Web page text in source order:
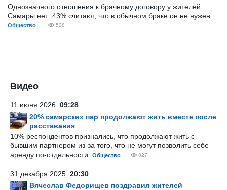
Однозначного отношения к брачному договору у жителей
Самары нет: 43% считают, что в обычном браке он не нужен.
Общество 528
Видео
11 июня 2026 09:28
20% самарских пар продолжают жить вместе после
расставания
10% респондентов признались, что продолжают жить с
бывшим партнером из-за того, что не могут позволить себе
аренду по-отдельности.
Общество 827
31 декабря 2025 20:30
Вячеслав Федорищев поздравил жителей